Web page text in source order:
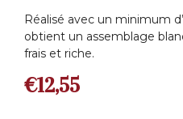
Réalisé avec un minimum
obtient un assemblage
frais et riche.
€12,55